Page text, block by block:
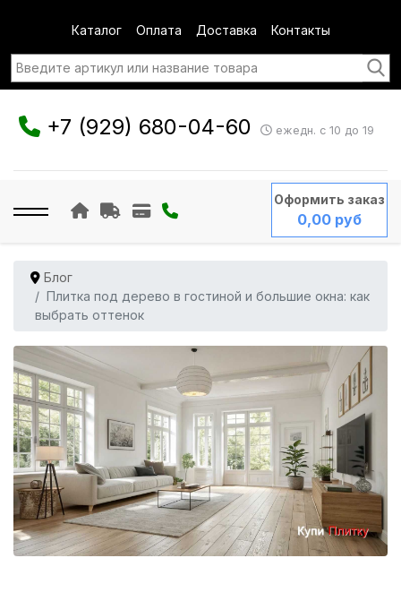
Каталог Оплата Доставка Контакты
+7 (929) 680-04-60 ежедн. с 10 до 19
Оформить заказ
0,00 руб
Блог
Плитка под дерево в гостиной и большие окна: как
выбрать оттенок